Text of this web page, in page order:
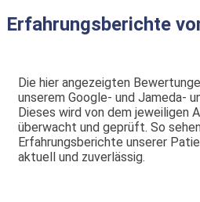
Erfahrungsberichte
Die hier angezeigten
unserem Google‑ und Jameda-
Dieses wird von dem jeweiligen
überwacht und geprüft. So
Erfahrungsberichte unserer
aktuell und zuverlässig.